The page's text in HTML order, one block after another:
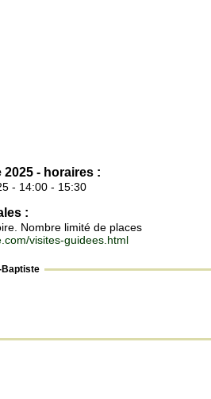
- horaires :
- 14:00 - 15:30
:
Nombre limité de places
visites-guidees.html
Baptiste